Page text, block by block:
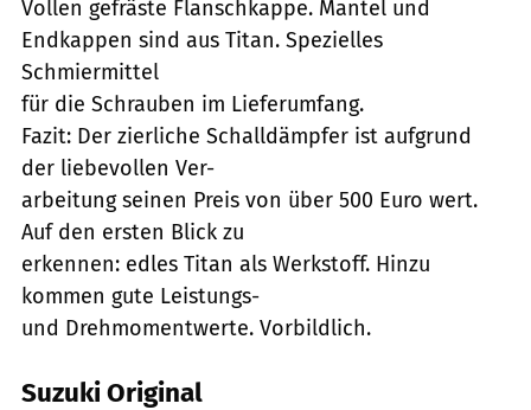
Vollen gefräste Flanschkappe. Mantel und
Endkappen sind aus Titan. Spezielles
Schmiermittel
für die Schrauben im Lieferumfang.
Fazit: Der zierliche Schalldämpfer ist aufgrund
der liebevollen Ver-
arbeitung seinen Preis von über 500 Euro wert.
Auf den ersten Blick zu
erkennen: edles Titan als Werkstoff. Hinzu
kommen gute Leistungs-
und Drehmomentwerte. Vorbildlich.
Suzuki Original